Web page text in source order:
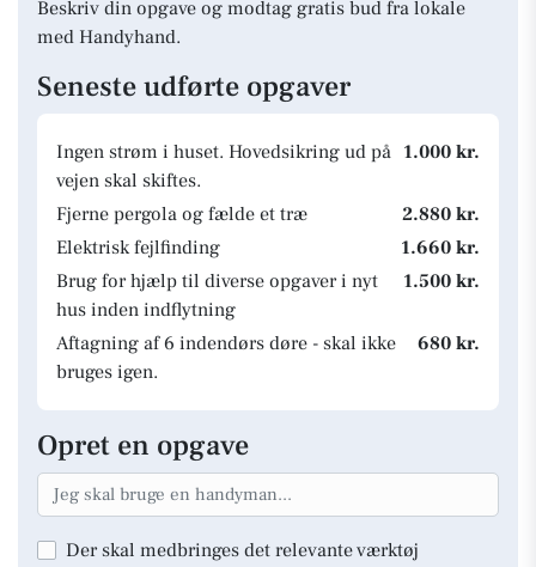
Beskriv din opgave og modtag gratis bud fra lokale
med Handyhand.
Seneste udførte opgaver
Ingen strøm i huset. Hovedsikring ud på
vejen skal skiftes.
1.000 kr.
Fjerne pergola og fælde et træ
2.880 kr.
Elektrisk fejlfinding
1.660 kr.
Brug for hjælp til diverse opgaver i nyt
hus inden indflytning
1.500 kr.
Aftagning af 6 indendørs døre - skal ikke
bruges igen.
680 kr.
Opret en opgave
Der skal medbringes det relevante værktøj